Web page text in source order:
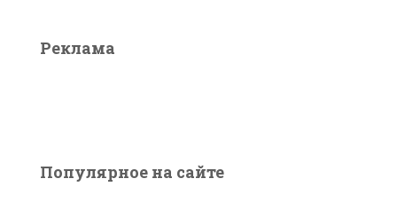
п
:Реклама
Популярное на сайте